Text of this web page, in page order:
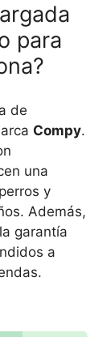
para
de
Compy.
una
y
Además,
garantía
a